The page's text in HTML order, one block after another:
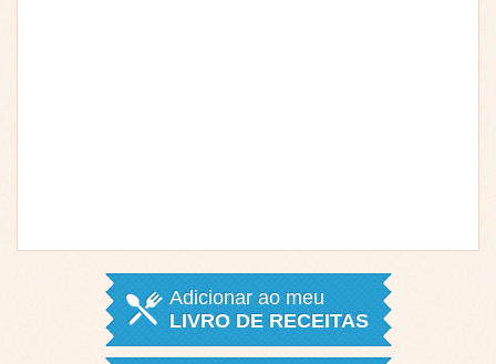
Adicionar ao meu
LIVRO DE RECEITAS